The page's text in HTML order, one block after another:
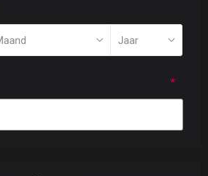
*